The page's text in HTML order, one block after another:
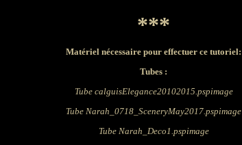
***
Matériel nécessaire pour effectuer ce tutoriel:
Tubes :
Tube calguisElegance20102015.pspimage
Tube Narah_0718_SceneryMay2017.pspimage
Tube Narah_Deco1.pspimage